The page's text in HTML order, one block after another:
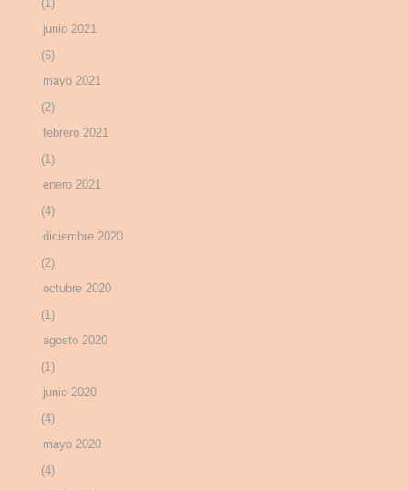
(1)
junio 2021
(6)
mayo 2021
(2)
febrero 2021
(1)
enero 2021
(4)
diciembre 2020
(2)
octubre 2020
(1)
agosto 2020
(1)
junio 2020
(4)
mayo 2020
(4)